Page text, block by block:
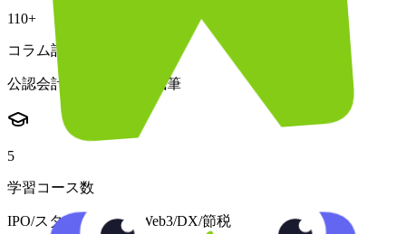
110+
コラム記事数
公認会計士・税理士が執筆
5
学習コース数
IPO/スタートアップ/Web3/DX/節税